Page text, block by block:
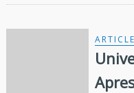
ARTICLE